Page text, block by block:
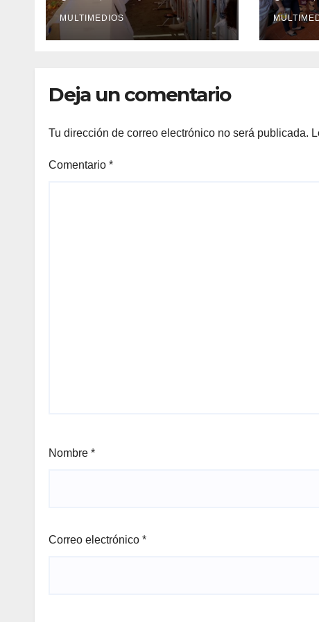
del mundo
MULTIMEDIOS
Deja un comentario
Tu dirección de correo electrónico no será publicada.
Comentario *
Nombre *
Correo electrónico *